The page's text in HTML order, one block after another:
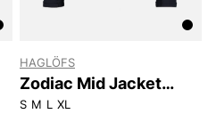
HAGLÖFS
Zodiac Mid Jacket
Women
S M L XL